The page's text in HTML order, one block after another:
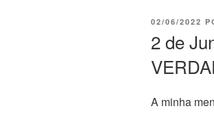
02/06/2022
2 de
A minha